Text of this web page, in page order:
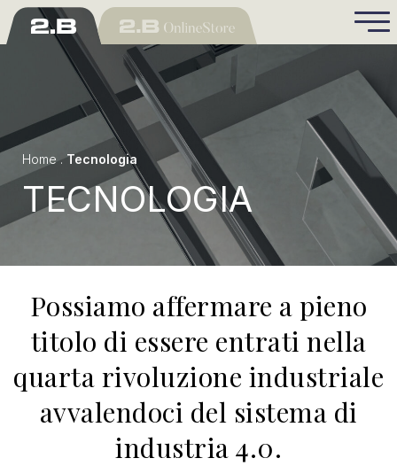
Home.Tecnologia
TECNOLOGIA
Possiamo affermare a pieno
titolo di essere entrati nella
quarta rivoluzione industriale
avvalendoci del sistema di
industria 4.0.